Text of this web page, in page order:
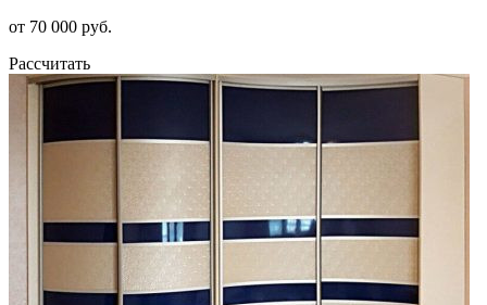
от 70 000 руб.
Рассчитать